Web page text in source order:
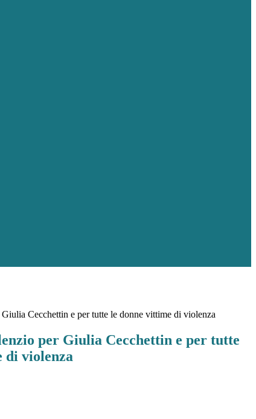
Cecchettin e per tutte le donne vittime di violenza
per Giulia Cecchettin e per tutte
di violenza